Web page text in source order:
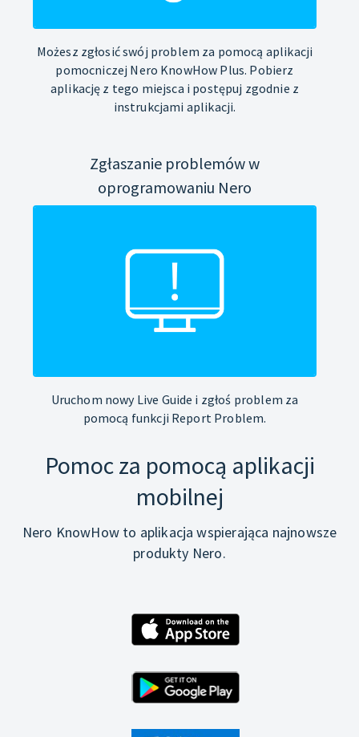
Możesz zgłosić swój problem za pomocą aplikacji
pomocniczej Nero KnowHow Plus. Pobierz
aplikację z tego miejsca i postępuj zgodnie z
instrukcjami aplikacji.
Zgłaszanie problemów w
oprogramowaniu Nero
Uruchom nowy Live Guide i zgłoś problem za
pomocą funkcji Report Problem.
Pomoc za pomocą aplikacji
mobilnej
Nero KnowHow to aplikacja wspierająca najnowsze
produkty Nero.